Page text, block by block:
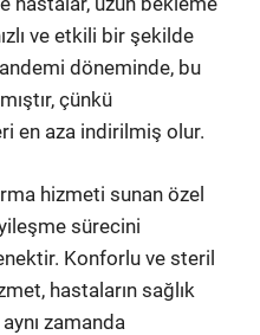
ve etkili bir şekilde
döneminde, bu
çünkü
en aza indirilmiş olur.
hizmeti sunan özel
sürecini
Konforlu ve steril
hastaların sağlık
zamanda